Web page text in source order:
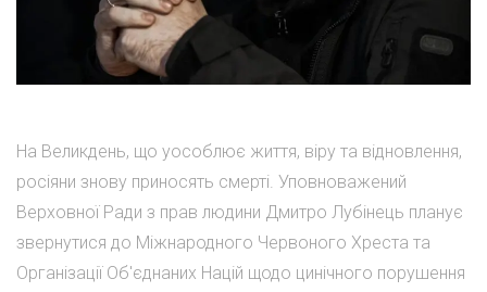
На Великдень, що уособлює життя, віру та відновлення,
росіяни знову приносять смерті. Уповноважений
Верховної Ради з прав людини Дмитро Лубінець планує
звернутися до Міжнародного Червоного Хреста та
Організації Об'єднаних Націй щодо цинічного порушення